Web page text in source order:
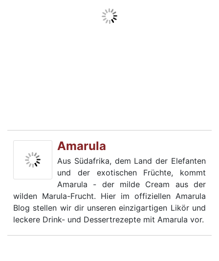
Amarula
Aus Südafrika, dem Land der Elefanten
und der exotischen Früchte, kommt
Amarula - der milde Cream aus der
wilden Marula-Frucht. Hier im offiziellen Amarula
Blog stellen wir dir unseren einzigartigen Likör und
leckere Drink- und Dessertrezepte mit Amarula vor.